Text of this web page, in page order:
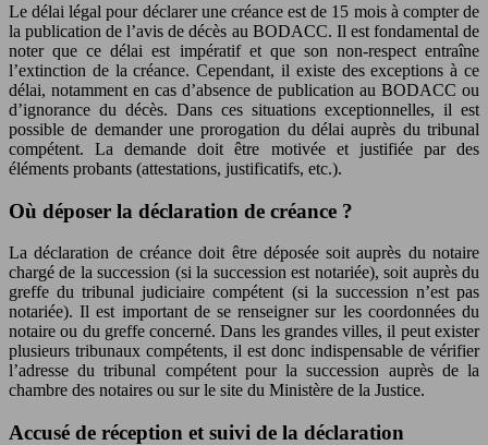
Le délai légal pour déclarer une créance est de 15 mois à compter de
la publication de l’avis de décès au BODACC. Il est fondamental de
noter que ce délai est impératif et que son non-respect entraîne
l’extinction de la créance. Cependant, il existe des exceptions à ce
délai, notamment en cas d’absence de publication au BODACC ou
d’ignorance du décès. Dans ces situations exceptionnelles, il est
possible de demander une prorogation du délai auprès du tribunal
compétent. La demande doit être motivée et justifiée par des
éléments probants (attestations, justificatifs, etc.).
Où déposer la déclaration de créance ?
La déclaration de créance doit être déposée soit auprès du notaire
chargé de la succession (si la succession est notariée), soit auprès du
greffe du tribunal judiciaire compétent (si la succession n’est pas
notariée). Il est important de se renseigner sur les coordonnées du
notaire ou du greffe concerné. Dans les grandes villes, il peut exister
plusieurs tribunaux compétents, il est donc indispensable de vérifier
l’adresse du tribunal compétent pour la succession auprès de la
chambre des notaires ou sur le site du Ministère de la Justice.
Accusé de réception et suivi de la déclaration